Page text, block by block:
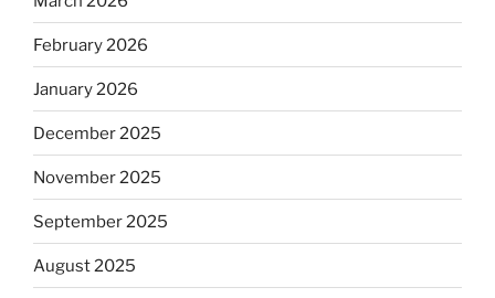
February 2026
January 2026
December 2025
November 2025
September 2025
August 2025